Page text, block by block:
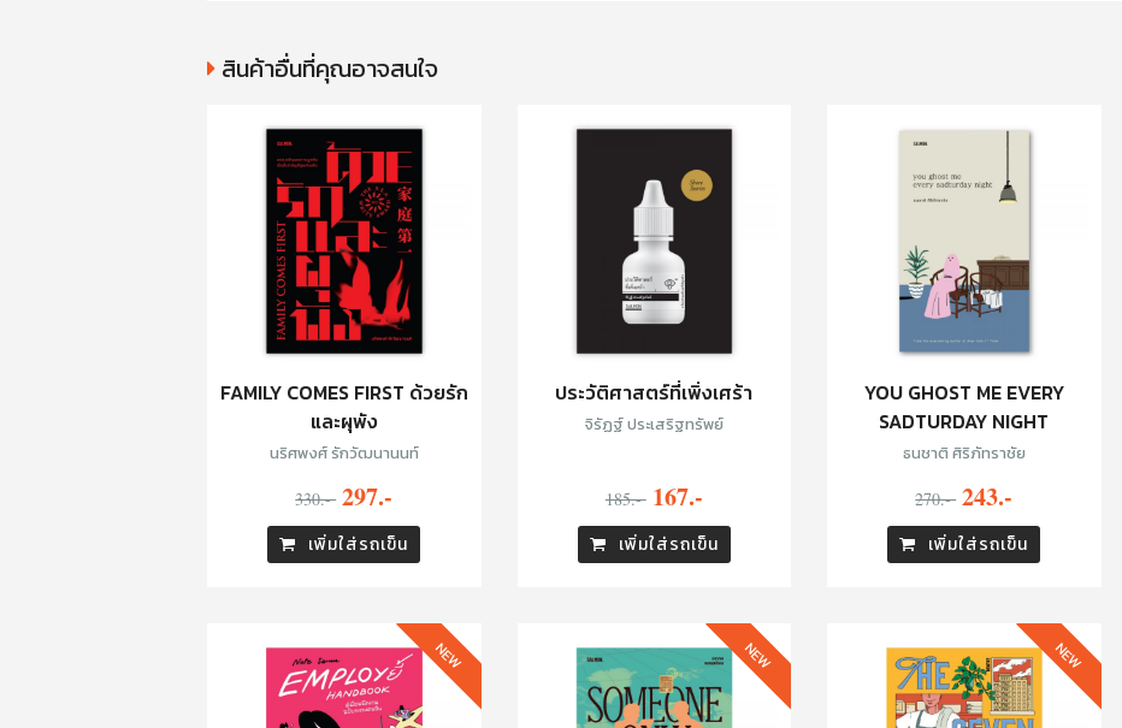
สินค้าอื่นที่คุณอาจสนใจ
FAMILY COMES FIRST ด้วยรัก
และผุพัง
นริศพงศ์ รักวัฒนานนท์
330.- 297.-
เพิ่มใส่รถเข็น
ประวัติศาสตร์ที่เพิ่งเศร้า
จิรัฏฐ์ ประเสริฐทรัพย์
185.- 167.-
เพิ่มใส่รถเข็น
YOU GHOST ME EVERY
SADTURDAY NIGHT
ธนชาติ ศิริภัทราชัย
270.- 243.-
เพิ่มใส่รถเข็น
NEW NEW NEW